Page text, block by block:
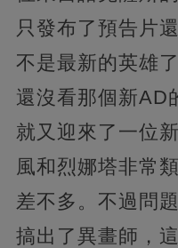
只發布了預告片
不是最新的英雄
還沒看那個新AD
就又迎來了一位
風和烈娜塔非常
差不多。不過問
搞出了異畫師，